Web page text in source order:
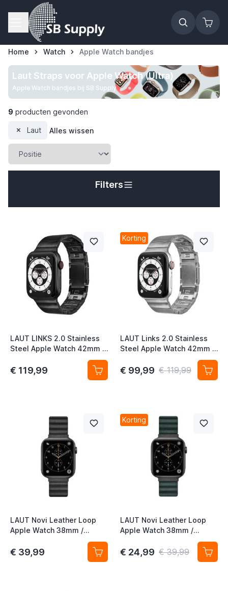
Ga naar de inhoud
Home Watch Apple Watch bandjes
Laut Straps voor Apple Watch (Ultra)
Apple Watch bandjes bij SB Supply
9 producten gevonden
Laut Alles wissen
Filters
LAUT LINKS 2.0 Stainless
Steel Apple Watch 42mm /
44mm / 45mm / 49mm
Zwart
€ 119,99
Korting
LAUT Links 2.0 Stainless
Steel Apple Watch 42mm /
44mm / 45mm / 49mm
Zilver
€ 99,99 € 119,99
LAUT Novi Leather Loop
Apple Watch 38mm /
40mm / 41mm / 42mm
midnight
€ 39,99
Korting
LAUT Novi Leather Loop
Apple Watch 38mm /
40mm / 41mm / 42mm pine
green
€ 24,99 € 39,99